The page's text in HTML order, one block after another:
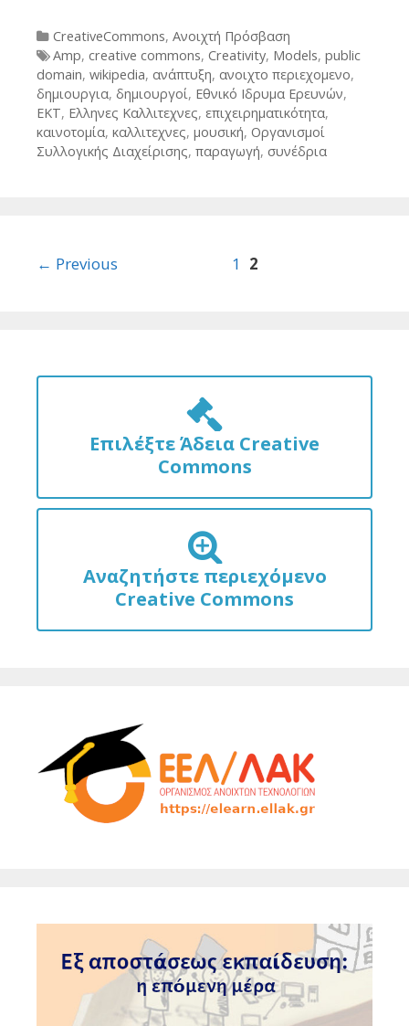
Categories
CreativeCommons, Ανοιχτή Πρόσβαση
Tags
Amp, creative commons, Creativity, Models, public
domain, wikipedia, ανάπτυξη, ανοιχτο περιεχομενο,
δημιουργια, δημιουργοί, Εθνικό Ιδρυμα Ερευνών,
ΕΚΤ, Ελληνες Καλλιτεχνες, επιχειρηματικότητα,
καινοτομία, καλλιτεχνες, μουσική, Οργανισμοί
Συλλογικής Διαχείρισης, παραγωγή, συνέδρια
Post
← Previous 1 2
Επιλέξτε Άδεια Creative
Commons
Αναζητήστε περιεχόμενο
Creative Commons